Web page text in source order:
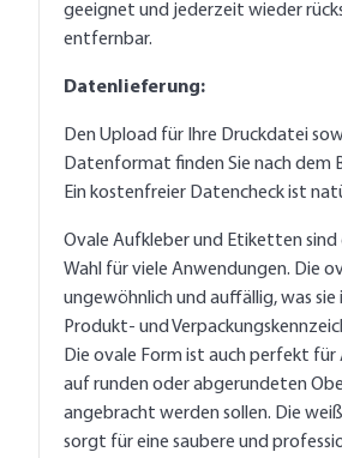
geeignet und jederzeit wieder
entfernbar.
Datenlieferung:
Den Upload für Ihre Druckdatei
Datenformat finden Sie nach dem
Ein kostenfreier Datencheck ist
Ovale Aufkleber und Etiketten
Wahl für viele Anwendungen. Die
ungewöhnlich und auffällig, was sie
Produkt- und
Die ovale Form ist auch perfekt für
auf runden oder abgerundeten
angebracht werden sollen. Die
sorgt für eine saubere und